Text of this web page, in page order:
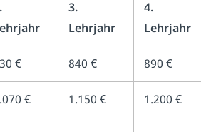
3.
Lehrjahr
4.
Lehrjahr
€ 840 € 890 €
€ 1.150 € 1.200 €